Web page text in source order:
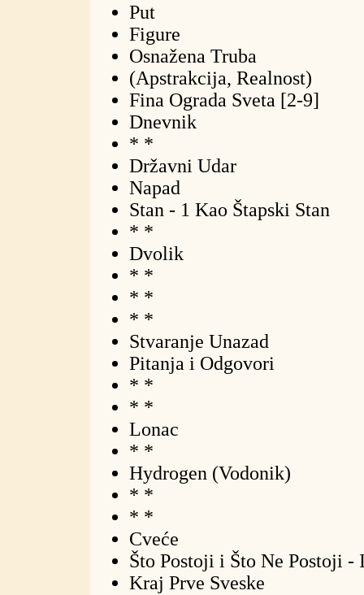
Put
Figure
Osnažena Truba
(Apstrakcija, Realnost)
Fina Ograda Sveta [2-9]
Dnevnik
* *
Državni Udar
Napad
Stan - 1 Kao Štapski Stan
* *
Dvolik
* *
* *
* *
Stvaranje Unazad
Pitanja i Odgovori
* *
* *
Lonac
* *
Hydrogen (Vodonik)
* *
* *
Cveće
Što Postoji i Što Ne Postoji -
Kraj Prve Sveske